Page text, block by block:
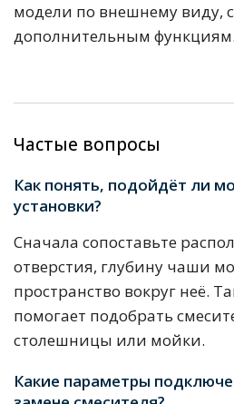
модели по внешнему виду,
дополнительным функциям.
Частые вопросы
Как понять, подойдёт ли
установки?
Сначала сопоставьте
отверстия, глубину чаши
пространство вокруг неё.
помогает подобрать
столешницы или мойки.
Какие параметры